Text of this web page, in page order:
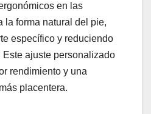
en las
la forma natural del pie,
específico y reduciendo
Este ajuste personalizado
rendimiento y una
placentera.